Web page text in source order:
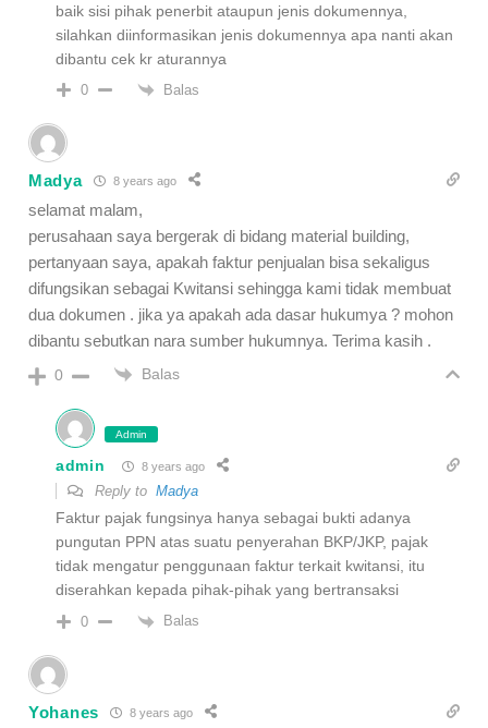
baik sisi pihak penerbit ataupun jenis dokumennya,
silahkan diinformasikan jenis dokumennya apa nanti akan
dibantu cek kr aturannya
0 Balas
Madya 8 years ago
selamat malam,
perusahaan saya bergerak di bidang material building,
pertanyaan saya, apakah faktur penjualan bisa sekaligus
difungsikan sebagai Kwitansi sehingga kami tidak membuat
dua dokumen . jika ya apakah ada dasar hukumya ? mohon
dibantu sebutkan nara sumber hukumnya. Terima kasih .
0 Balas
Admin
admin 8 years ago
Reply to Madya
Faktur pajak fungsinya hanya sebagai bukti adanya
pungutan PPN atas suatu penyerahan BKP/JKP, pajak
tidak mengatur penggunaan faktur terkait kwitansi, itu
diserahkan kepada pihak-pihak yang bertransaksi
0 Balas
Yohanes 8 years ago